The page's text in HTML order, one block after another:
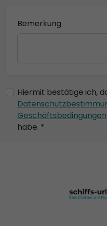
Bemerkung
Hiermit bestätige ich,
Geschäftsbedingungen
habe. *